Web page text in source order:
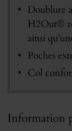
Doublure
H2Out®
ainsi
Poches
Col
Information